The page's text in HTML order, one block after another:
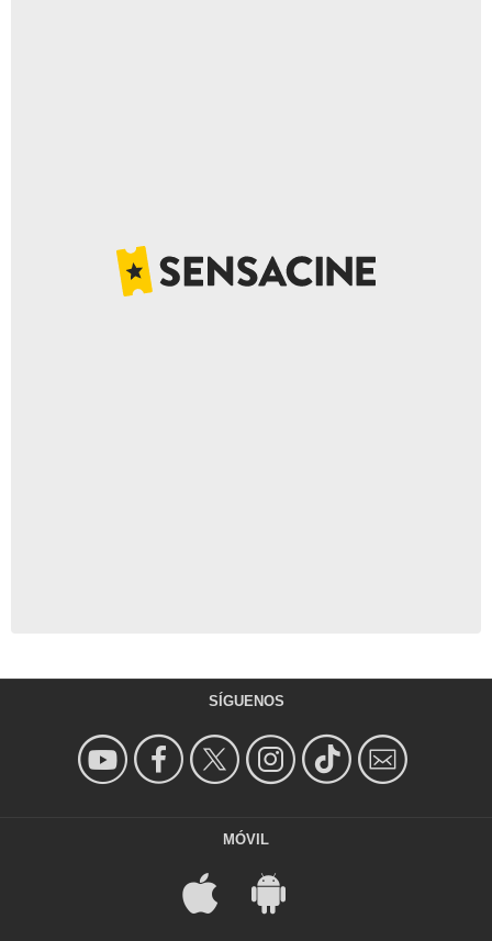
SÍGUENOS
MÓVIL